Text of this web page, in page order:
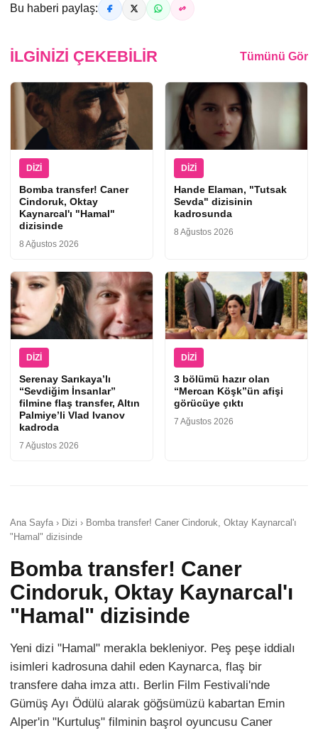
Bu haberi paylaş:
İLGINIZI ÇEKEBILIR Tümünü Gör
DIZI
Bomba transfer! Caner
Cindoruk, Oktay
Kaynarcal'ı "Hamal"
dizisinde
8 Ağustos 2026
DIZI
Hande Elaman, "Tutsak
Sevda" dizisinin
kadrosunda
8 Ağustos 2026
DIZI
Serenay Sarıkaya’lı
“Sevdiğim İnsanlar”
filmine flaş transfer, Altın
Palmiye’li Vlad Ivanov
kadroda
7 Ağustos 2026
DIZI
3 bölümü hazır olan
“Mercan Köşk”ün afişi
görücüye çıktı
7 Ağustos 2026
Ana Sayfa › Dizi › Bomba transfer! Caner Cindoruk, Oktay Kaynarcal'ı
"Hamal" dizisinde
Bomba transfer! Caner
Cindoruk, Oktay Kaynarcal'ı
"Hamal" dizisinde
Yeni dizi "Hamal" merakla bekleniyor. Peş peşe iddialı
isimleri kadrosuna dahil eden Kaynarca, flaş bir
transfere daha imza attı. Berlin Film Festivali'nde
Gümüş Ayı Ödülü alarak göğsümüzü kabartan Emin
Alper'in "Kurtuluş" filminin başrol oyuncusu Caner